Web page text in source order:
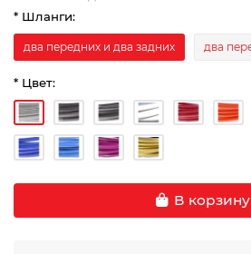
* Шланги:
два передних и два задних два
* Цвет:
В корзину